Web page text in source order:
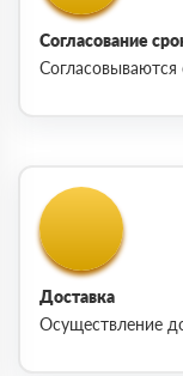
Согласование
Согласовываются
Доставка
Осуществление